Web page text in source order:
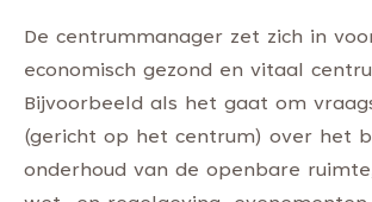
De centrummanager zet zich in
economisch gezond en vitaal
Bijvoorbeeld als het gaat om
(gericht op het centrum) over het
onderhoud van de openbare